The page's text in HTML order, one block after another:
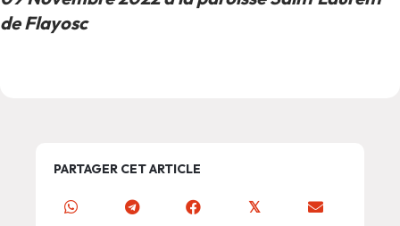
de Flayosc
PARTAGER CET ARTICLE
𝕏